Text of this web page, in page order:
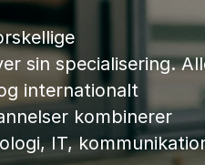
sin specialisering.
internationalt
kombinerer
IT,